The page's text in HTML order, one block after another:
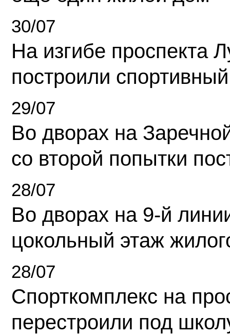
30/07
На изгибе проспекта
построили
29/07
Во дворах на
со второй попытки
28/07
Во дворах на 9-й
цокольный этаж
28/07
Спорткомплекс на
перестроили под